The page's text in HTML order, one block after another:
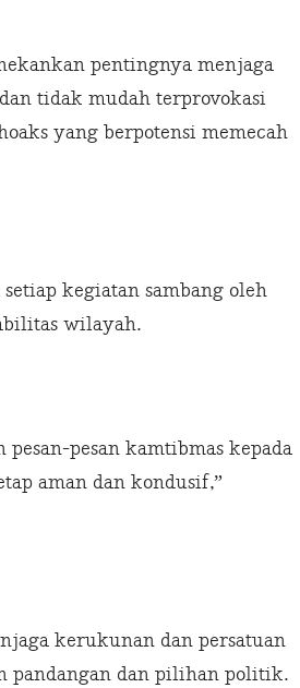
pentingnya menjaga
tidak mudah terprovokasi
yang berpotensi memecah
kegiatan sambang oleh
wilayah.
pesan kamtibmas kepada
aman dan kondusif,”
kerukunan dan persatuan
pandangan dan pilihan politik.